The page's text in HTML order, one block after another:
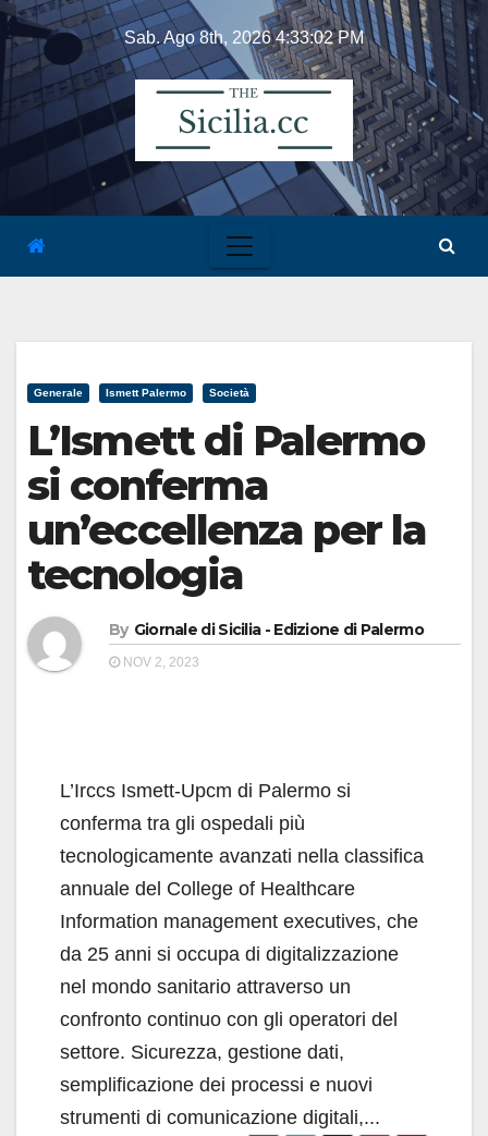
Skip
content
Sab. Ago 8th, 20264:33:02 PM
Generale Ismett Palermo Società
L’Ismett di Palermo
si conferma
un’eccellenza per la
tecnologia
By Giornale di Sicilia - Edizione di Palermo
NOV 2, 2023
L’Irccs Ismett-Upcm di Palermo si
conferma tra gli ospedali più
tecnologicamente avanzati nella classifica
annuale del College of Healthcare
Information management executives, che
da 25 anni si occupa di digitalizzazione
nel mondo sanitario attraverso un
confronto continuo con gli operatori del
settore. Sicurezza, gestione dati,
semplificazione dei processi e nuovi
strumenti di comunicazione digitali,...